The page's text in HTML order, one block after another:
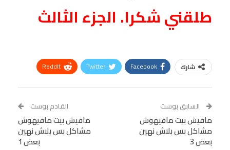
طلقني شكرا. الجزء الثالث
شارك Facebook
Twitter
ReddIt
Tumblr
البريد الإلكتروني
VK
Digg
LINE
BlackBerry
Viber
السابق بوست
مافيش بيت مافيهوش
مشاكل بس بلاش نهين
بعض 3
القادم بوست
مافيش بيت مافيهوش
مشاكل بس بلاش نهين
بعض 1